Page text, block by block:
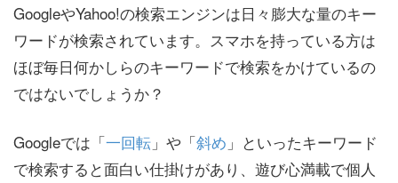
GoogleやYahoo!の検索エンジンは日々膨大な量のキー
ワードが検索されています。スマホを持っている方は
ほぼ毎日何かしらのキーワードで検索をかけているの
ではないでしょうか？
Googleでは「一回転 」や「斜め 」といったキーワード
で検索すると面白い仕掛けがあり、遊び心満載で個人